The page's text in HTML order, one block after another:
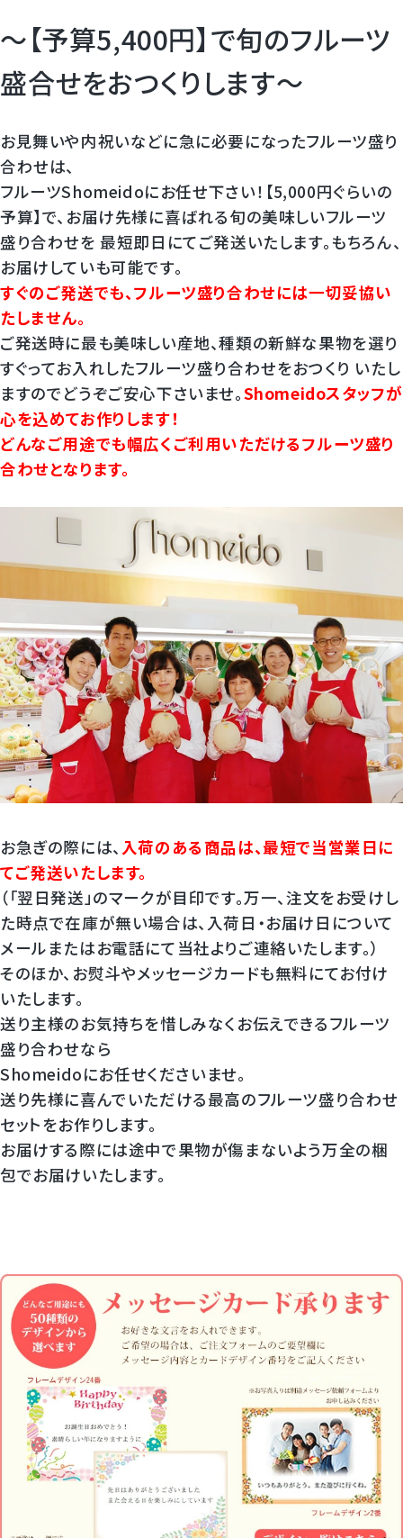
～【予算5,400円】で旬のフルーツ
盛合せをおつくりします～
お見舞いや内祝いなどに急に必要になったフルーツ盛り
合わせは、
フルーツShomeidoにお任せ下さい！【5,000円ぐらいの
予算】で、お届け先様に喜ばれる旬の美味しいフルーツ
盛り合わせを 最短即日にてご発送いたします。もちろん、
お届けしていも可能です。
すぐのご発送でも、フルーツ盛り合わせには一切妥協い
たしません。
ご発送時に最も美味しい産地、種類の新鮮な果物を選り
すぐってお入れしたフルーツ盛り合わせをおつくり いたし
ますのでどうぞご安心下さいませ。Shomeidoスタッフが
心を込めてお作りします！
どんなご用途でも幅広くご利用いただけるフルーツ盛り
合わせとなります。
お急ぎの際には、入荷のある商品は、最短で当営業日に
てご発送いたします。
（「翌日発送」のマークが目印です。万一、注文をお受けし
た時点で在庫が無い場合は、入荷日・お届け日について
メールまたはお電話にて当社よりご連絡いたします。）
そのほか、お熨斗やメッセージカードも無料にてお付け
いたします。
送り主様のお気持ちを惜しみなくお伝えできるフルーツ
盛り合わせなら
Shomeidoにお任せくださいませ。
送り先様に喜んでいただける最高のフルーツ盛り合わせ
セットをお作りします。
お届けする際には途中で果物が傷まないよう万全の梱
包でお届けいたします。